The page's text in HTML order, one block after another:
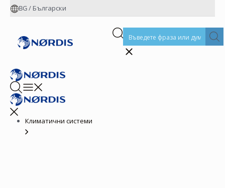
BG/ Български
Климатични системи